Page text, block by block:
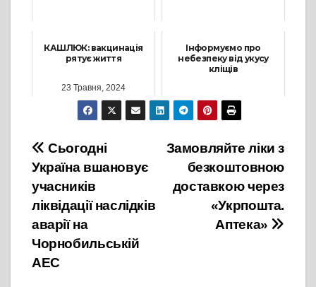
КАШЛЮК: вакцинація
рятує життя
23 Травня, 2024
Інформуємо про
небезпеку від укусу
кліщів
2 Квітня, 2024
Навігація
записів
Замовляйте ліки з
безкоштовною
доставкою через
«Укрпошта.
Аптека»
Сьогодні
Україна вшановує
учасників
ліквідації наслідків
аварії на
Чорнобильській
АЕС